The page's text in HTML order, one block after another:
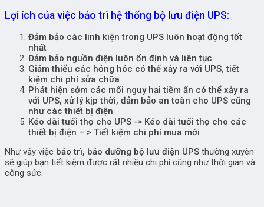
Lợi ích của việc bảo trì hệ thống bộ lưu điện UPS:
Đảm bảo các linh kiện trong UPS luôn hoạt động tốt
nhất
Đảm bảo nguồn điện luôn ổn định và liên tục
Giảm thiểu các hỏng hóc có thể xảy ra với UPS, tiết
kiệm chi phí sửa chữa
Phát hiện sớm các mối nguy hại tiềm ẩn có thể xảy ra
với UPS, xử lý kịp thời, đảm bảo an toàn cho UPS cũng
như các thiết bị điện
Kéo dài tuổi thọ cho UPS -> Kéo dài tuổi thọ cho các
thiết bị điện – > Tiết kiệm chi phí mua mới
Như vậy việc bảo trì, bảo dưỡng bộ lưu điện UPS thường xuyên
sẽ giúp bạn tiết kiệm được rất nhiều chi phí cũng như thời gian và
công sức.